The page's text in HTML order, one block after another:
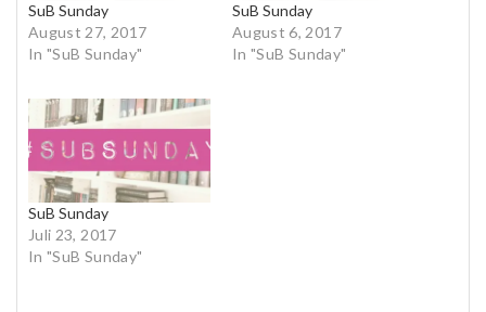
SuB Sunday
August 27, 2017
In "SuB Sunday"
SuB Sunday
August 6, 2017
In "SuB Sunday"
SuB Sunday
Juli 23, 2017
In "SuB Sunday"